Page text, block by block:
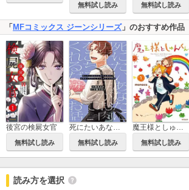
無料試し読み 無料試し読み
「 MFコミックス ジーンシリーズ」のおすすめ作品
後宮の検屍女官
無料試し読み
死にたいあなたに男子大学生がお肉をごちそうしてくれるだけのお話
無料試し読み
魔王様としゅんくん
無料試し読み
読み方を選択